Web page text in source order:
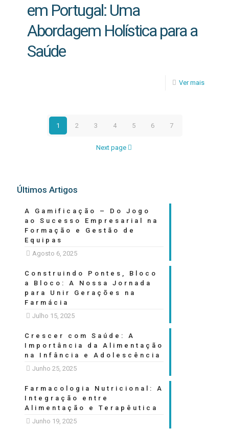
em Portugal: Uma
Abordagem Holística para a
Saúde
Ver mais
1 2 3 4 5 6 7
Next page
Últimos Artigos
A Gamificação – Do Jogo
ao Sucesso Empresarial na
Formação e Gestão de
Equipas
Agosto 6, 2025
Construindo Pontes, Bloco
a Bloco: A Nossa Jornada
para Unir Gerações na
Farmácia
Julho 15, 2025
Crescer com Saúde: A
Importância da Alimentação
na Infância e Adolescência
Junho 25, 2025
Farmacologia Nutricional: A
Integração entre
Alimentação e Terapêutica
Junho 19, 2025